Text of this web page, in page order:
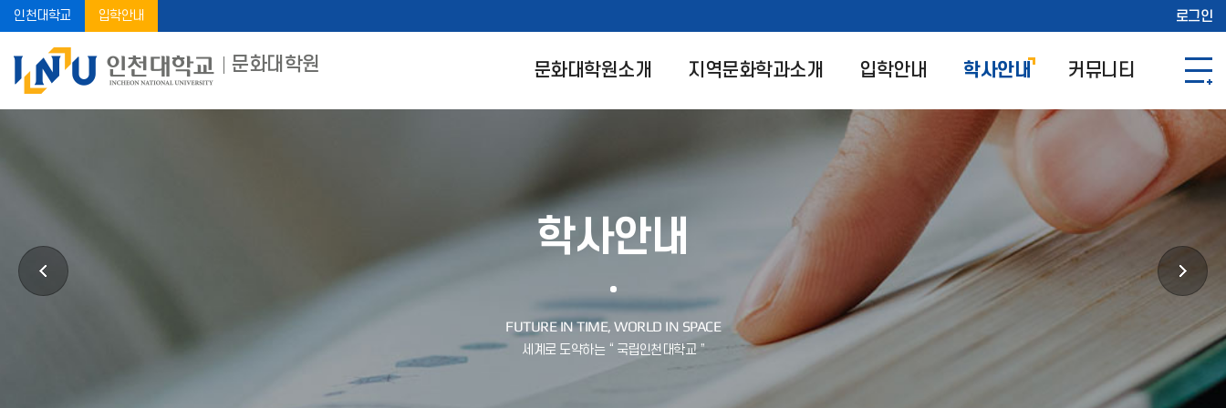
인천대학교 입학안내 로그인
문화대학원 문화대학원소개 지역문화학과소개 입학안내 학사안내 커뮤니티
학사안내